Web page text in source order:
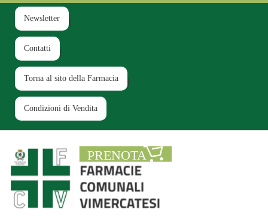
Passa
contenuto
principale
Newsletter
Contatti
Torna al sito della Farmacia
Condizioni di Vendita
Farmacia
Comunale